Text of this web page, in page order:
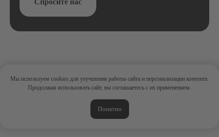
Мы используем cookies для улучшения работы сайта и персонализации контента.
Продолжая использовать сайт, вы соглашаетесь с их применением.
Понятно